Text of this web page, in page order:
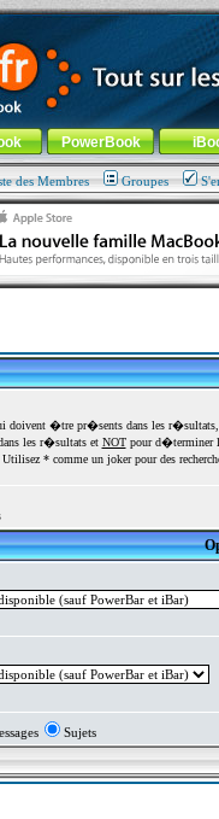
! -Aller au menu de
PowerBook
des Membres Groupes
doivent �tre pr�sents dans les
les r�sultats et NOTpour d�terminer
* comme un joker pour des
Sujets